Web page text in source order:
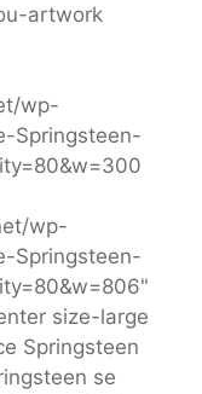
artwork
wp-
Springsteen-
wp-
Springsteen-
size-large
Springsteen
se